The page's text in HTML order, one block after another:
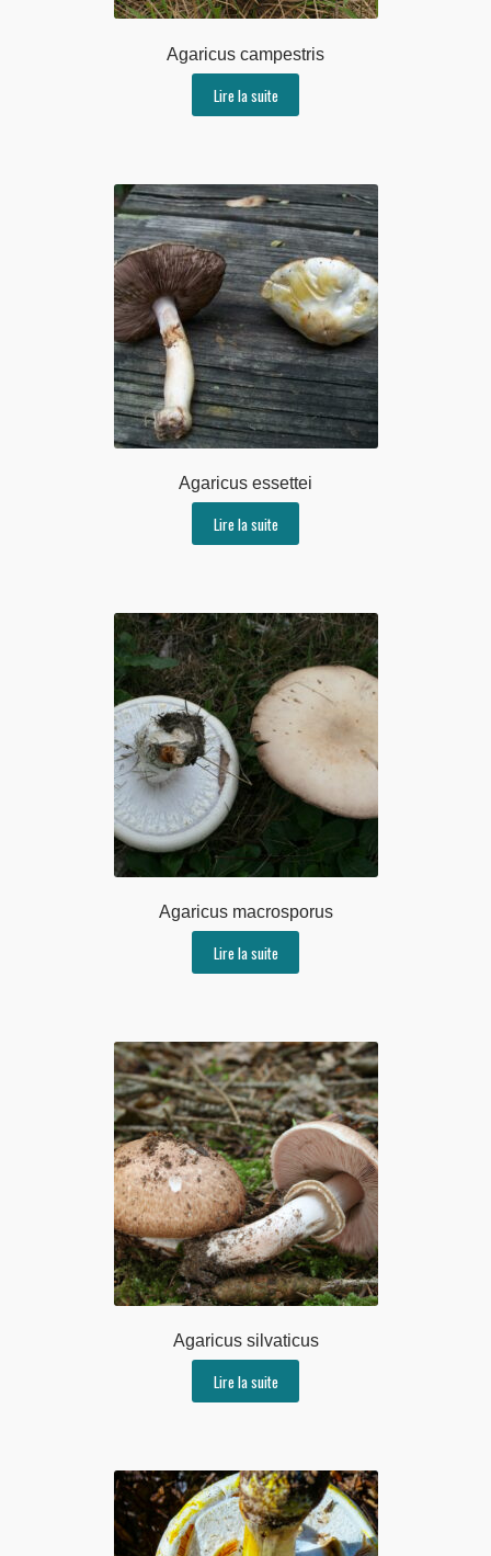
Agaricus campestris
Lire la suite
Agaricus essettei
Lire la suite
Agaricus macrosporus
Lire la suite
Agaricus silvaticus
Lire la suite